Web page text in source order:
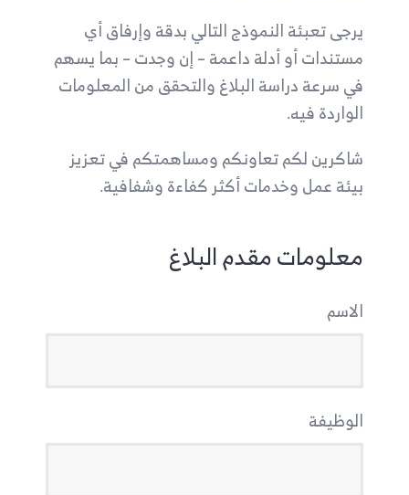
يرجى تعبئة النموذج التالي بدقة وإرفاق أي
مستندات أو أدلة داعمة – إن وجدت – بما يسهم
في سرعة دراسة البلاغ والتحقق من المعلومات
الواردة فيه.
شاكرين لكم تعاونكم ومساهمتكم في تعزيز
بيئة عمل وخدمات أكثر كفاءة وشفافية.
معلومات مقدم البلاغ
الاسم
الوظيفة